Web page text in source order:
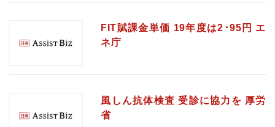
FIT賦課金単価 19年度は2･95円 エ
ネ庁
風しん抗体検査 受診に協力を 厚労
省